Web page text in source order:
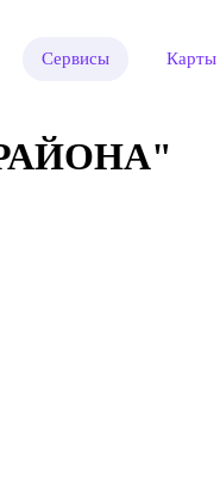
Сервисы Карты